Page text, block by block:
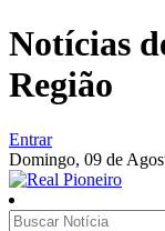
Notícias
Região
Entrar
Domingo, 09 de